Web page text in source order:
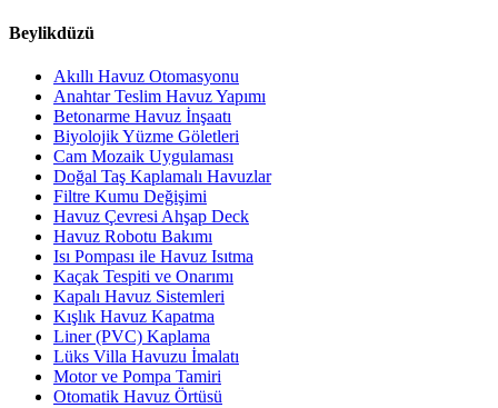
Beylikdüzü
Akıllı Havuz Otomasyonu
Anahtar Teslim Havuz Yapımı
Betonarme Havuz İnşaatı
Biyolojik Yüzme Göletleri
Cam Mozaik Uygulaması
Doğal Taş Kaplamalı Havuzlar
Filtre Kumu Değişimi
Havuz Çevresi Ahşap Deck
Havuz Robotu Bakımı
Isı Pompası ile Havuz Isıtma
Kaçak Tespiti ve Onarımı
Kapalı Havuz Sistemleri
Kışlık Havuz Kapatma
Liner (PVC) Kaplama
Lüks Villa Havuzu İmalatı
Motor ve Pompa Tamiri
Otomatik Havuz Örtüsü